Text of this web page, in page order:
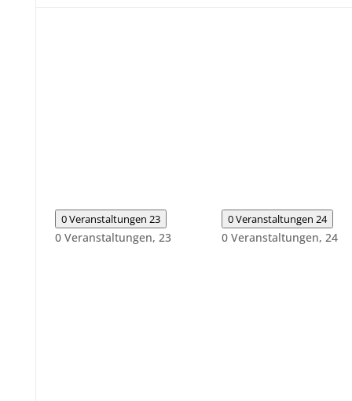
0 Veranstaltungen 23
0 Veranstaltungen, 23
0 Veranstaltungen 24
0 Veranstaltungen, 24